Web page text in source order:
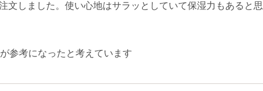
文しました。使い心地はサラッとしていて保湿力もあると
参考になったと考えています